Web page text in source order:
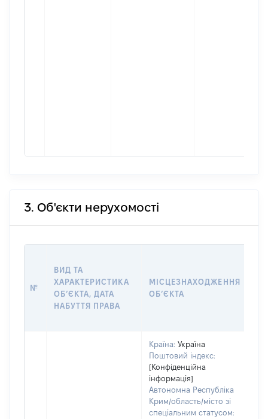
3. Об'єкти нерухомості
№
ВИД ТА
ХАРАКТЕРИСТИКА
ОБʼЄКТА, ДАТА
НАБУТТЯ ПРАВА
МІСЦЕЗНАХОДЖЕННЯ
ОБʼЄКТА
Країна: Україна
Поштовий індекс:
[Конфіденційна
інформація]
Автономна Республіка
Крим/область/місто зі
спеціальним статусом: